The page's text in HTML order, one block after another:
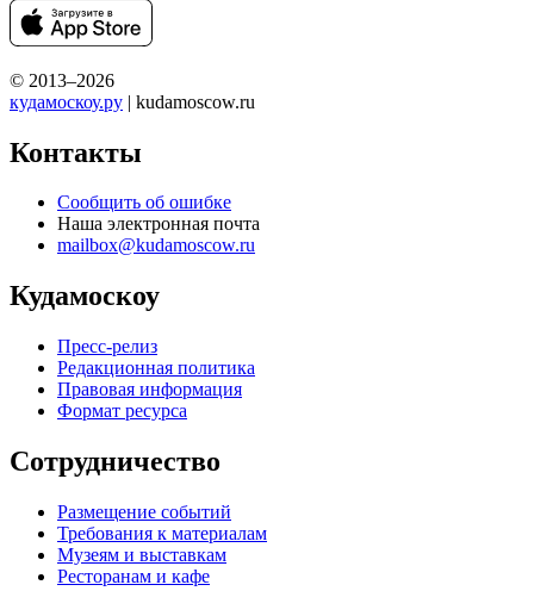
© 2013–2026
кудамоскоу.ру | kudamoscow.ru
Контакты
Сообщить об ошибке
Наша электронная почта
mailbox@kudamoscow.ru
Кудамоскоу
Пресс-релиз
Редакционная политика
Правовая информация
Формат ресурса
Сотрудничество
Размещение событий
Требования к материалам
Музеям и выставкам
Ресторанам и кафе